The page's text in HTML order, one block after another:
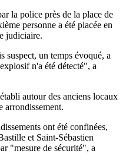
la police près de la place de
personne a été placée en
judiciaire.
suspect, un temps évoqué, a
n'a été détecté", a
autour des anciens locaux
arrondissement.
ont été confinées,
et Saint-Sébastien
"mesure de sécurité", a